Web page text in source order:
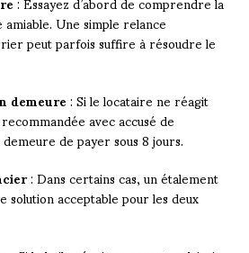
Une simple relance
peut parfois suffire à résoudre le
demeure: Si le locataire ne réagit
avec accusé de
de payer sous 8 jours.
: Dans certains cas, un étalement
acceptable pour les deux